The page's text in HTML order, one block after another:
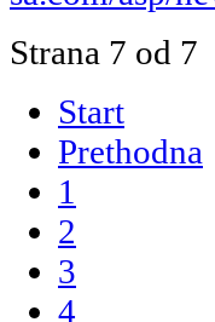
Strana 7 od 7
Start
Prethodna
1
2
3
4